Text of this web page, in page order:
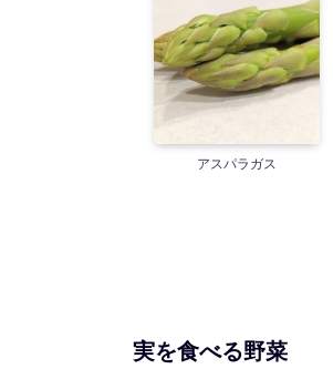
アスパラガス
実を食べる野菜